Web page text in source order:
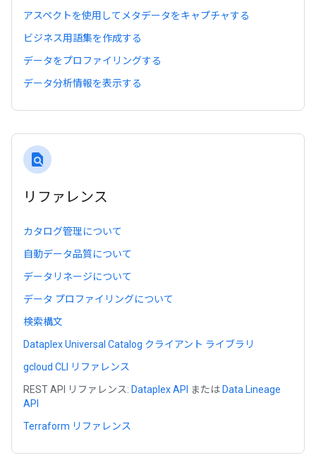
アスペクトを使用してメタデータをキャプチャする
ビジネス用語集を作成する
データをプロファイリングする
データ分析情報を表示する
find_in_page
リファレンス
カタログ管理について
自動データ品質について
データリネージについて
データ プロファイリングについて
検索構文
Dataplex Universal Catalog クライアント ライブラリ
gcloud CLI リファレンス
REST API リファレンス: Dataplex API または Data Lineage
API
Terraform リファレンス